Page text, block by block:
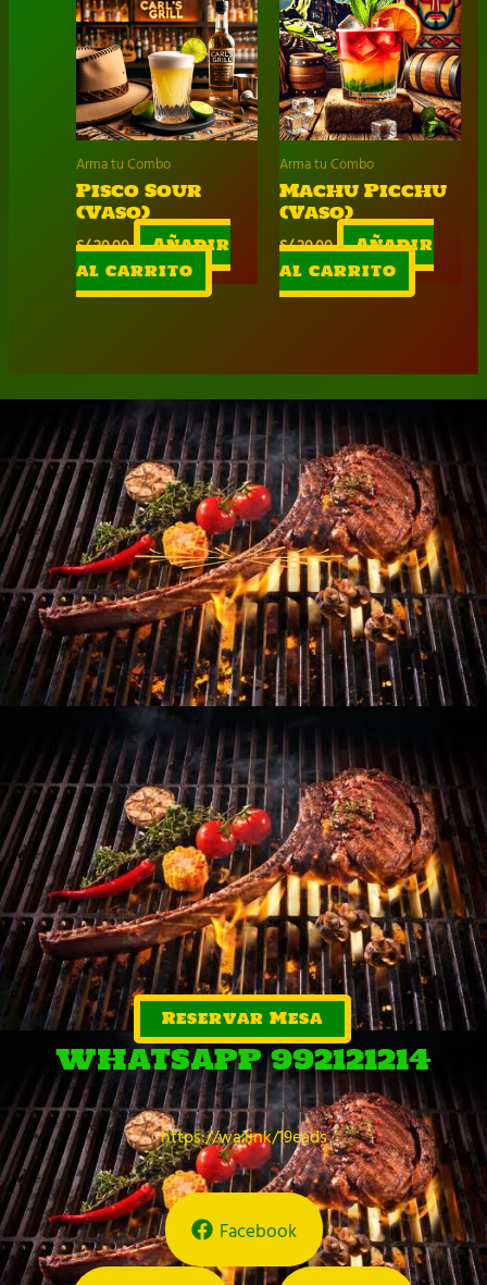
Arma tu Combo
Pisco Sour
(Vaso)
S/20.00
Añadir
al carrito
Arma tu Combo
Machu Picchu
(Vaso)
S/20.00
Añadir
al carrito
Reservar Mesa
WHATSAPP 992121214
https://wa.link/19eads
Facebook